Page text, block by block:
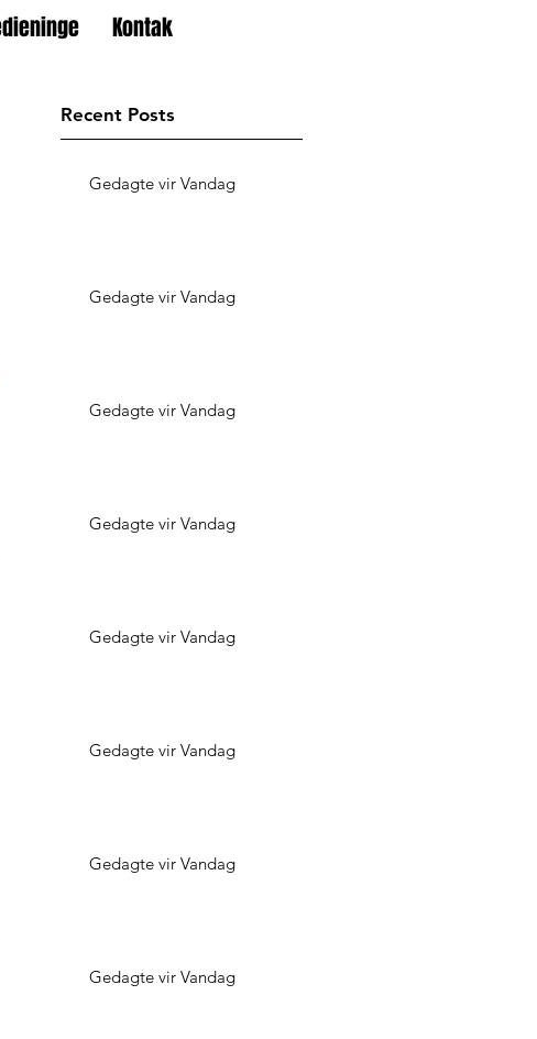
Kontak
Recent Posts
Gedagte vir Vandag
Gedagte vir Vandag
Gedagte vir Vandag
Gedagte vir Vandag
Gedagte vir Vandag
Gedagte vir Vandag
Gedagte vir Vandag
Gedagte vir Vandag